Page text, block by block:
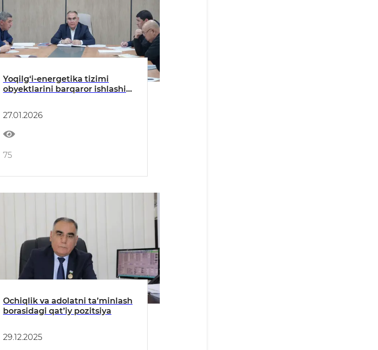
Yoqilg‘i-energetika tizimi
obyektlarini barqaror ishlashini
tadbirlar muhokama qilindi
27.01.2026
75
Ochiqlik va adolatni ta’minlash
borasidagi qat’iy pozitsiya
29.12.2025